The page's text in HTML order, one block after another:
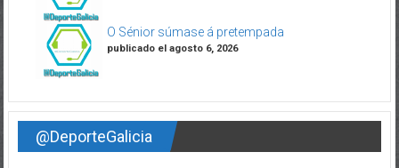
O Sénior súmase á pretempada
publicado el agosto 6, 2026
@DeporteGalicia